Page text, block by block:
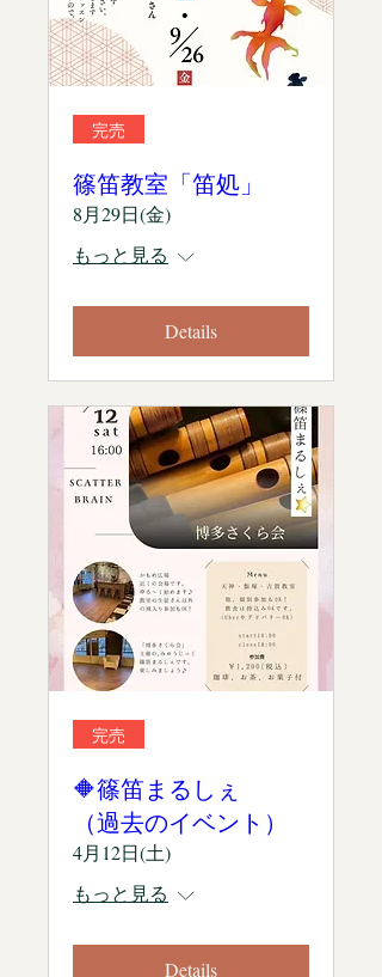
完売
篠笛教室「笛処」
8月29日(金)
もっと見る
Details
完売
🔶篠笛まるしぇ
（過去のイベント）
4月12日(土)
もっと見る
Details